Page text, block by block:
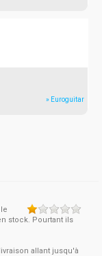
» Euroguitar
stock. Pourtant ils
allant jusqu'à